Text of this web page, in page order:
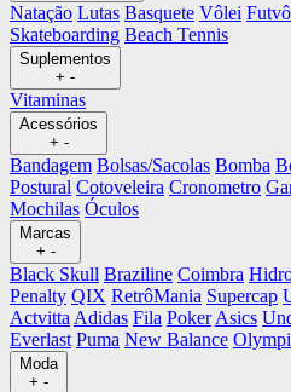
Natação Lutas Basquete Vôlei
Skateboarding Beach Tennis
Suplementos
+ -
Vitaminas
Acessórios
+ -
Bandagem Bolsas/Sacolas Bomba
Postural Cotoveleira Cronometro
Mochilas Óculos
Marcas
+ -
Black Skull Braziline Coimbra
Penalty QIX RetrôMania Supercap
Actvitta Adidas Fila Poker Asics
Everlast Puma New Balance
Moda
+ -